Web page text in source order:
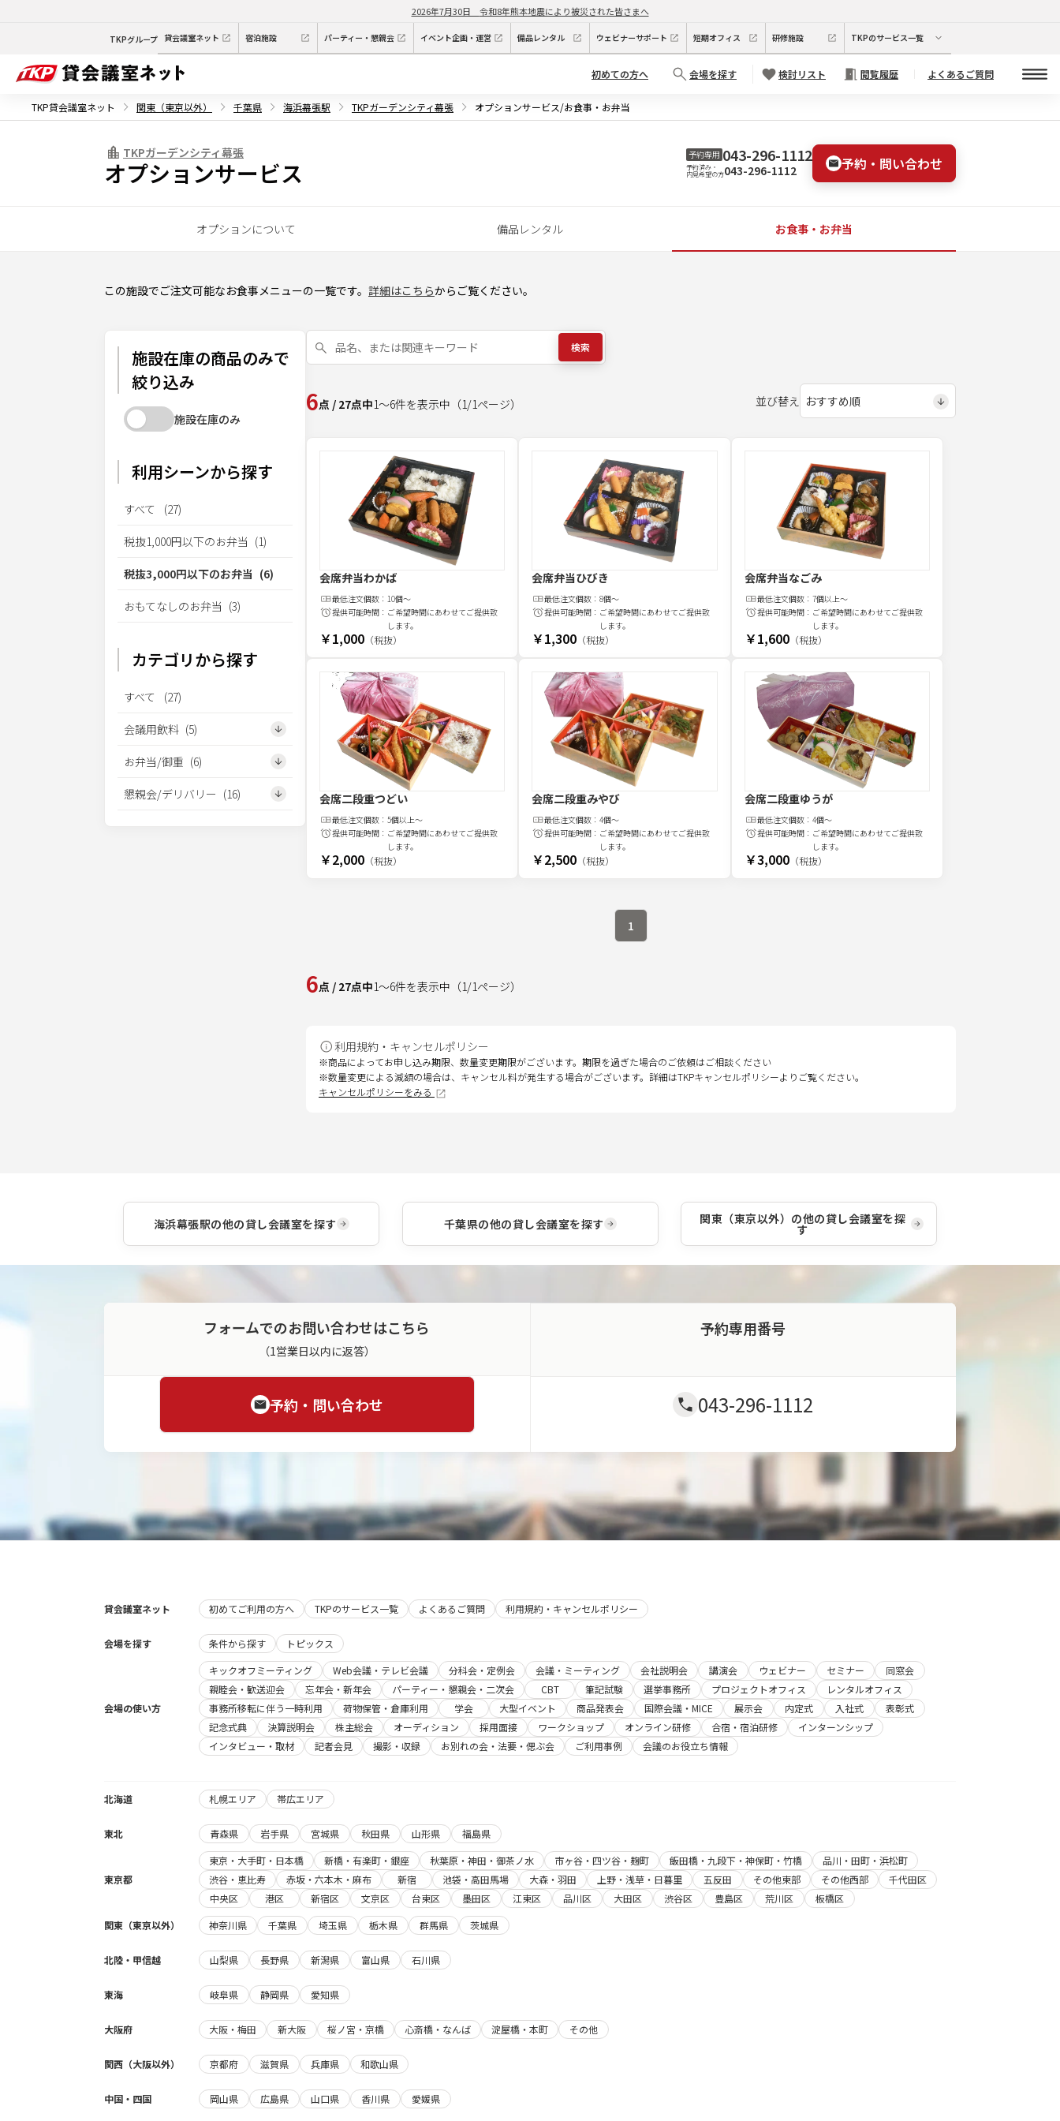
2026年7月30日 令和8年熊本地震により被災された皆さまへ
TKPグループ 貸会議室ネット 宿泊施設 パーティー・懇親会 イベント企画・運営 備品レンタル ウェビナーサポート 短期オフィス 研修施設 TKPのサービス一覧
初めての方へ 会場を探す 検討リスト 閲覧履歴 よくあるご質問
TKP貸会議室ネット 関東（東京以外） 千葉県 海浜幕張駅 TKPガーデンシティ幕張 オプションサービス/お食事・お弁当
TKPガーデンシティ幕張
オプションサービス
予約専用 043-296-1112
予約済み・
内見希望の方043-296-1112 予約・問い合わせ
オプションについて 備品レンタル お食事・お弁当
この施設でご注文可能なお食事メニューの一覧です。 詳細はこちらからご覧ください。
施設在庫の商品のみで
絞り込み
施設在庫のみ
利用シーンから探す
すべて (27)
税抜1,000円以下のお弁当 (1)
税抜3,000円以下のお弁当 (6)
おもてなしのお弁当 (3)
カテゴリから探す
すべて (27)
会議用飲料 (5)
お弁当/御重 (6)
懇親会/デリバリー (16)
検索
6点 / 27点中1～6件を表示中 （1/1ページ） 並び替え
会席弁当わかば
最低注文個数： 10個～
提供可能時間： ご希望時間にあわせてご提供致
します。
￥1,000 （税抜）
会席弁当ひびき
最低注文個数：8個～
提供可能時間： ご希望時間にあわせてご提供致
します。
￥1,300 （税抜）
会席弁当なごみ
最低注文個数： 7個以上～
提供可能時間： ご希望時間にあわせてご提供致
します。
￥1,600（税抜）
会席二段重つどい
最低注文個数： 5個以上～
提供可能時間： ご希望時間にあわせてご提供致
します。
￥2,000 （税抜）
会席二段重みやび
最低注文個数：4個～
提供可能時間： ご希望時間にあわせてご提供致
します。
￥2,500 （税抜）
会席二段重ゆうが
最低注文個数： 4個～
提供可能時間： ご希望時間にあわせてご提供致
します。
￥3,000（税抜）
1
6点 / 27点中1～6件を表示中 （1/1ページ）
利用規約・キャンセルポリシー
※商品によってお申し込み期限、数量変更期限がございます。期限を過ぎた場合のご依頼はご相談ください
※数量変更による減額の場合は、キャンセル料が発生する場合がございます。詳細はTKPキャンセルポリシーよりご覧ください。
キャンセルポリシーをみる
海浜幕張駅の他の貸し会議室を探す 千葉県の他の貸し会議室を探す 関東（東京以外） の他の貸し会議室を探
す
フォームでのお問い合わせはこちら
（1営業日以内に返答）
予約・問い合わせ
予約専用番号
043-296-1112
貸会議室ネット 初めてご利用の方へ TKPのサービス一覧 よくあるご質問 利用規約・キャンセルポリシー
会場を探す 条件から探す トピックス
会場の使い方
キックオフミーティング Web会議・テレビ会議 分科会・定例会 会議・ミーティング 会社説明会 講演会 ウェビナー セミナー
同窓会
親睦会・歓送迎会
忘年会・新年会 パーティー・懇親会・二次会 CBT 筆記試験 選挙事務所 プロジェクトオフィス
レンタルオフィス
事務所移転に伴う一時利用
荷物保管・倉庫利用 学会 大型イベント 商品発表会 国際会議・MICE 展示会 内定式 入社式
表彰式
記念式典
決算説明会 株主総会 オーディション 採用面接 ワークショップ オンライン研修 合宿・宿泊研修
インターンシップ
インタビュー・取材
記者会見 撮影・収録 お別れの会・法要・偲ぶ会 ご利用事例 会議のお役立ち情報
北海道 札幌エリア 帯広エリア
東北 青森県 岩手県 宮城県 秋田県 山形県 福島県
東京都
東京・大手町・日本橋 新橋・有楽町・銀座 秋葉原・神田・御茶ノ水 市ヶ谷・四ツ谷・麹町 飯田橋・九段下・神保町・竹橋
品川・田町・浜松町
渋谷・恵比寿
赤坂・六本木・麻布 新宿 池袋・高田馬場 大森・羽田 上野・浅草・日暮里 五反田 その他東部 その他西部
千代田区
中央区
港区 新宿区 文京区 台東区 墨田区 江東区 品川区 大田区 渋谷区 豊島区 荒川区
板橋区
関東（東京以外）
神奈川県 千葉県 埼玉県 栃木県 群馬県 茨城県
北陸・甲信越 山梨県 長野県 新潟県 富山県 石川県
東海 岐阜県 静岡県 愛知県
大阪府 大阪・梅田 新大阪 桜ノ宮・京橋 心斎橋・なんば 淀屋橋・本町 その他
関西（大阪以外） 京都府 滋賀県 兵庫県 和歌山県
中国・四国 岡山県 広島県 山口県 香川県 愛媛県